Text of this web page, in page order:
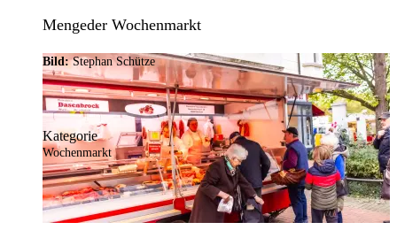
Mengeder Wochenmarkt
Bild:Stephan Schütze
Kategorie
Wochenmarkt